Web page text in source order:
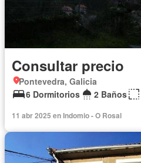
Consultar precio
Pontevedra, Galicia
6 Dormitorios
2 Baños
11 abr 2025 en Indomio - O Rosal